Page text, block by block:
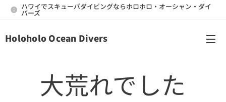
ハワイでスキューバダイビングならホロホロ・オーシャン・ダイ
バーズ
Holoholo Ocean Divers
大荒れでした